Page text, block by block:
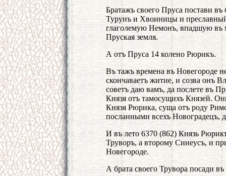
Братажъ своего Пруса постави
Турунъ и Хвоиницы и
глаголемую Немонъ, впадшую въ
Пруская земля.
А отъ Пруса 14 колено Рюрикъ.
Въ тажъ времена въ Новегороде
скончаваетъ житие, и созва онъ
советъ даю вамъ, да послете въ
Князя отъ тамосущихъ Князей.
Князя Рюрика, суща отъ роду
посланными всехъ Новоградецъ,
И въ лето 6370 (862) Князь
Труворъ, а второму Синеусъ, и
Новегороде.
А брата своего Трувора посади